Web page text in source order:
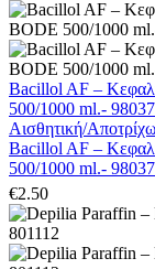
Bacillol AF –
500/1000 ml.-
Αισθητική/
Bacillol AF –
500/1000 ml.-
€2.50